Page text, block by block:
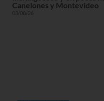
Canelones y Montevideo
03/08/26